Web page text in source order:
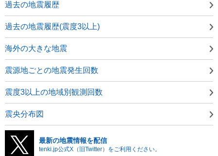
過去の地震履歴
過去の地震履歴(震度3以上)
海外の大きな地震
震源地ごとの地震発生回数
震度3以上の地域別観測回数
震央分布図
最新の地震情報を配信
tenki.jp公式X（旧Twitter）をご利用ください。